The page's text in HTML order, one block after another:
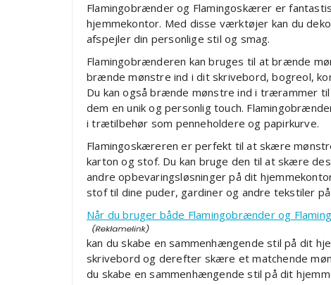
Flamingobrænder og Flamingoskærer er
hjemmekontor. Med disse værktøjer kan du
afspejler din personlige stil og smag.
Flamingobrænderen kan bruges til at brænde
brænde mønstre ind i dit skrivebord, bogreol,
Du kan også brænde mønstre ind i trærammer
dem en unik og personlig touch.
i trætilbehør som penneholdere og papirkurve.
Flamingoskæreren er perfekt til at skære
karton og stof. Du kan bruge den til at skære
andre opbevaringsløsninger på dit
stof til dine puder, gardiner og andre tekstiler
Når du bruger både Flamingobrænder og
kan du skabe en sammenhængende stil på dit
skrivebord og derefter skære et matchende
du skabe en sammenhængende stil på dit